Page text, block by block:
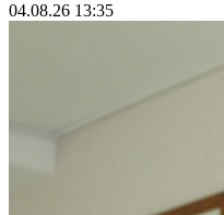
04.08.26 13:35